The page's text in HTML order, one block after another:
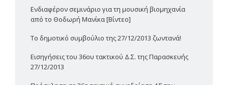
Ενδιαφέρον σεμινάριο για τη μουσική βιομηχανία
από το Θοδωρή Μανίκα [Βίντεο]
Το δημοτικό συμβούλιο της 27/12/2013 ζωντανά!
Εισηγήσεις του 36ου τακτικού Δ.Σ. της Παρασκευής
27/12/2013